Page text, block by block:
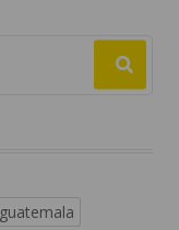
guatemala